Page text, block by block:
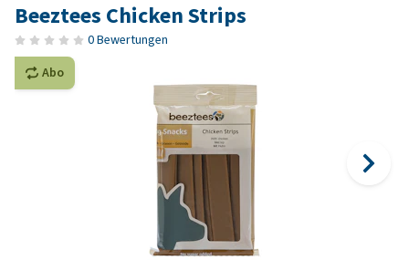
Beeztees Chicken Strips
0 Bewertungen
Abo